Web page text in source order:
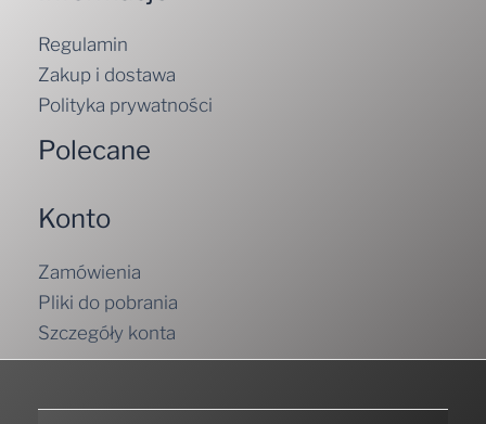
Regulamin
Zakup i dostawa
Polityka prywatności
Polecane
Konto
Zamówienia
Pliki do pobrania
Szczegóły konta